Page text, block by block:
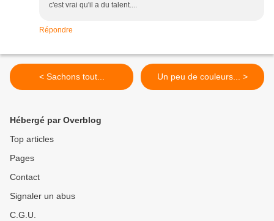
c'est vrai qu'il a du talent....
Répondre
< Sachons tout... Un peu de couleurs... >
Hébergé par Overblog
Top articles
Pages
Contact
Signaler un abus
C.G.U.